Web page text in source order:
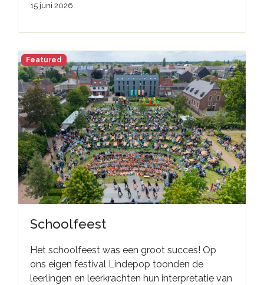
15 juni 2026
Featured
Schoolfeest
Het schoolfeest was een groot succes! Op
ons eigen festival Lindepop toonden de
leerlingen en leerkrachten hun interpretatie van